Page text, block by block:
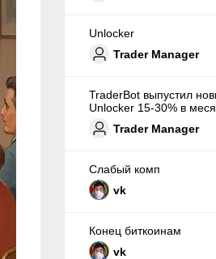
Unlocker
Trader Manager
TraderBot выпустил
Unlocker 15-30% в
Trader Manager
Слабый комп
vk
Конец биткоинам
vk